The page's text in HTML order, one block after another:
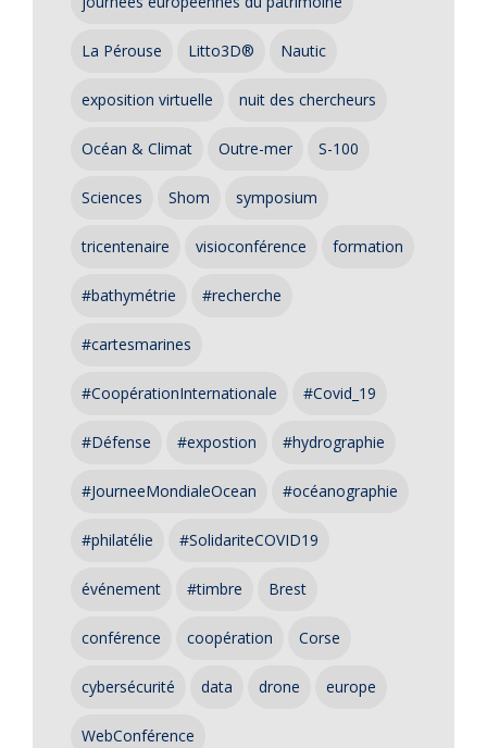
La Pérouse Litto3D® Nautic
exposition virtuelle nuit des chercheurs
Océan & Climat Outre-mer S-100
Sciences Shom symposium
tricentenaire visioconférence formation
#bathymétrie #recherche
#cartesmarines
#CoopérationInternationale #Covid_19
#Défense #expostion #hydrographie
#JourneeMondialeOcean #océanographie
#philatélie #SolidariteCOVID19
événement #timbre Brest
conférence coopération Corse
cybersécurité data drone europe
WebConférence